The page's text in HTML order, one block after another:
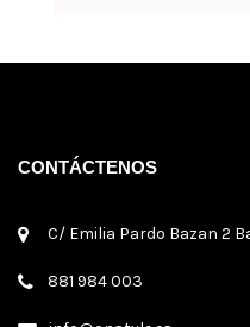
CONTÁCTENOS
C/ Emilia Pardo Bazan 2
881 984 003